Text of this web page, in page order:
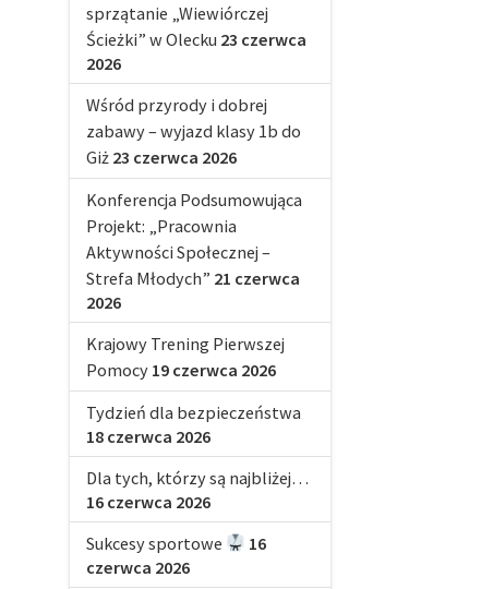
sprzątanie „Wiewiórczej
Ścieżki” w Olecku 23 czerwca
2026
Wśród przyrody i dobrej
zabawy – wyjazd klasy 1b do
Giż 23 czerwca 2026
Konferencja Podsumowująca
Projekt: „Pracownia
Aktywności Społecznej –
Strefa Młodych” 21 czerwca
2026
Krajowy Trening Pierwszej
Pomocy 19 czerwca 2026
Tydzień dla bezpieczeństwa
18 czerwca 2026
Dla tych, którzy są najbliżej…
16 czerwca 2026
Sukcesy sportowe
16
czerwca 2026